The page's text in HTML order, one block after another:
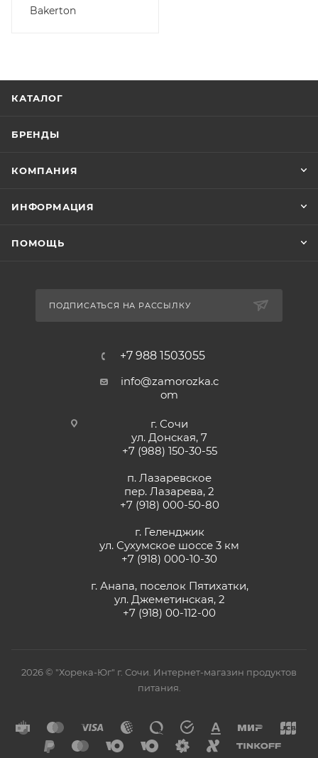
Bakerton
КАТАЛОГ
БРЕНДЫ
КОМПАНИЯ
ИНФОРМАЦИЯ
ПОМОЩЬ
ПОДПИСАТЬСЯ НА РАССЫЛКУ
+7 988 1503055
info@zamorozka.c
om
г. Сочи
ул. Донская, 7
+7 (988) 150-30-55
п. Лазаревское
пер. Лазарева, 2
+7 (918) 000-50-80
г. Геленджик
ул. Сухумское шоссе 3 км
+7 (918) 000-10-30
г. Анапа, поселок Пятихатки,
ул. Джеметинская, 2
+7 (918) 00-112-00
2026 © "Хорека-Юг" г. Сочи. Интернет-магазин продуктов
питания.